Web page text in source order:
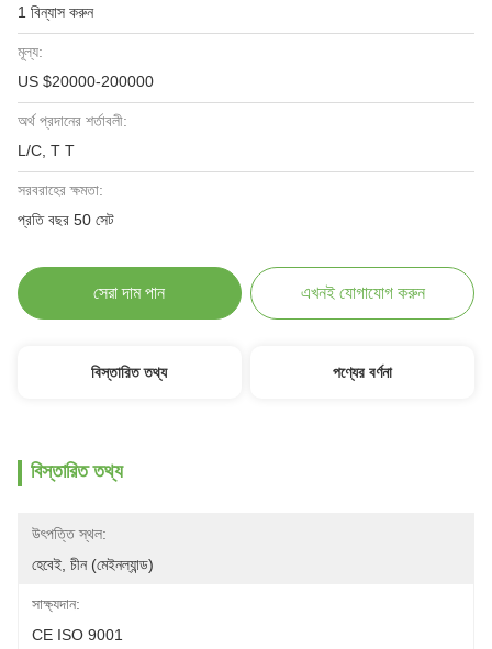
1 বিন্যাস করুন
মূল্য:
US $20000-200000
অর্থ প্রদানের শর্তাবলী:
L/C, T T
সরবরাহের ক্ষমতা:
প্রতি বছর 50 সেট
সেরা দাম পান এখনই যোগাযোগ করুন
বিস্তারিত তথ্য পণ্যের বর্ণনা
বিস্তারিত তথ্য
উৎপত্তি স্থল:
হেবেই, চীন (মেইনল্যান্ড)
সাক্ষ্যদান:
CE ISO 9001